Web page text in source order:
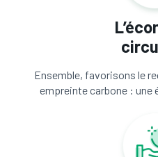
Ensemble, favorisons le
empreinte carbone : une